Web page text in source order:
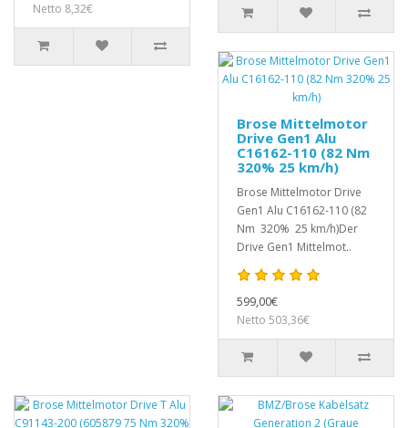
Netto 8,32€
Brose Mittelmotor
Drive Gen1 Alu
C16162-110 (82 Nm
320% 25 km/h)
Brose Mittelmotor Drive
Gen1 Alu C16162-110 (82
Nm 320% 25 km/h)Der
Drive Gen1 Mittelmot..
599,00€
Netto 503,36€